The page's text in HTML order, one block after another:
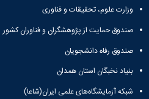
وزارت علوم، تحقیقات و فناوری
صندوق حمایت از پژوهشگران و فناوران کشور
صندوق رفاه دانشجویان
بنیاد نخبگان استان همدان
شبکه آزمایشگاه‌های علمی ایران(شاعا)